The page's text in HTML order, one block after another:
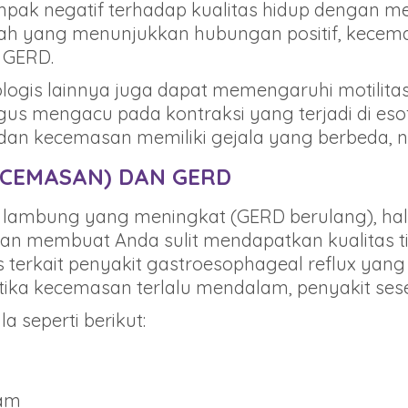
negatif terhadap kualitas hidup dengan
yang menunjukkan hubungan positif,
lainnya juga dapat memengaruhi
mengacu pada kontraksi yang terjadi di
kecemasan memiliki gejala yang berbeda,
DAN GERD
yang meningkat (GERD berulang),
membuat Anda sulit mendapatkan kualitas
terkait penyakit gastroesophageal reflux
kecemasan terlalu mendalam, penyakit
seperti berikut: